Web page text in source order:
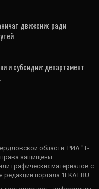
движение ради
и субсидии: департамент
области. РИА "Т-
защищены.
графических материалов с
портала 1EKAT.RU.